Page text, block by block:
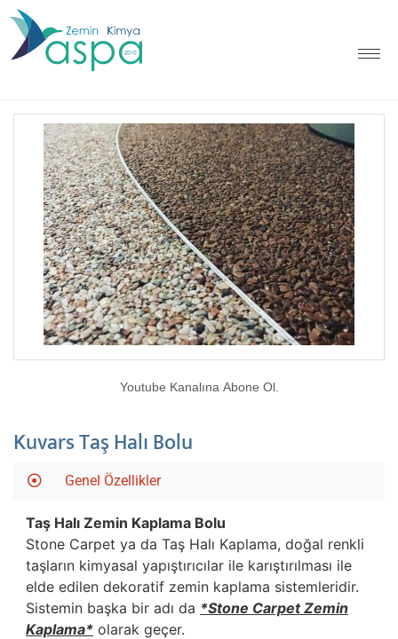
Youtube Kanalına Abone Ol.
Kuvars Taş Halı Bolu
Genel Özellikler
Taş Halı Zemin Kaplama Bolu
Stone Carpet ya da Taş Halı Kaplama, doğal renkli
taşların kimyasal yapıştırıcılar ile karıştırılması ile
elde edilen dekoratif zemin kaplama sistemleridir.
Sistemin başka bir adı da *Stone Carpet Zemin
Kaplama* olarak geçer.